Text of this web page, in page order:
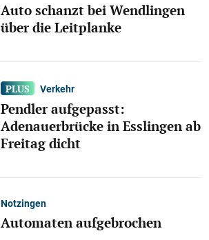
Auto schanzt bei Wendlingen
über die Leitplanke
Verkehr
Pendler aufgepasst:
Adenauerbrücke in Esslingen ab
Freitag dicht
Notzingen
Automaten aufgebrochen